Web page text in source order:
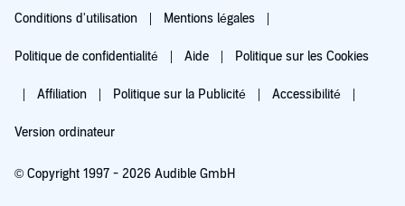
Conditions d'utilisation Mentions légales
Politique de confidentialité Aide Politique sur les Cookies
Affiliation Politique sur la Publicité Accessibilité
Version ordinateur
© Copyright 1997 - 2026 Audible GmbH